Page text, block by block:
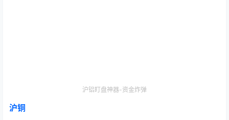
沪铝盯盘神器-资金炸弹
沪铜